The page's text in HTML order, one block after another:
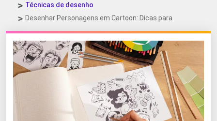
Técnicas de desenho
Desenhar Personagens em Cartoon: Dicas para